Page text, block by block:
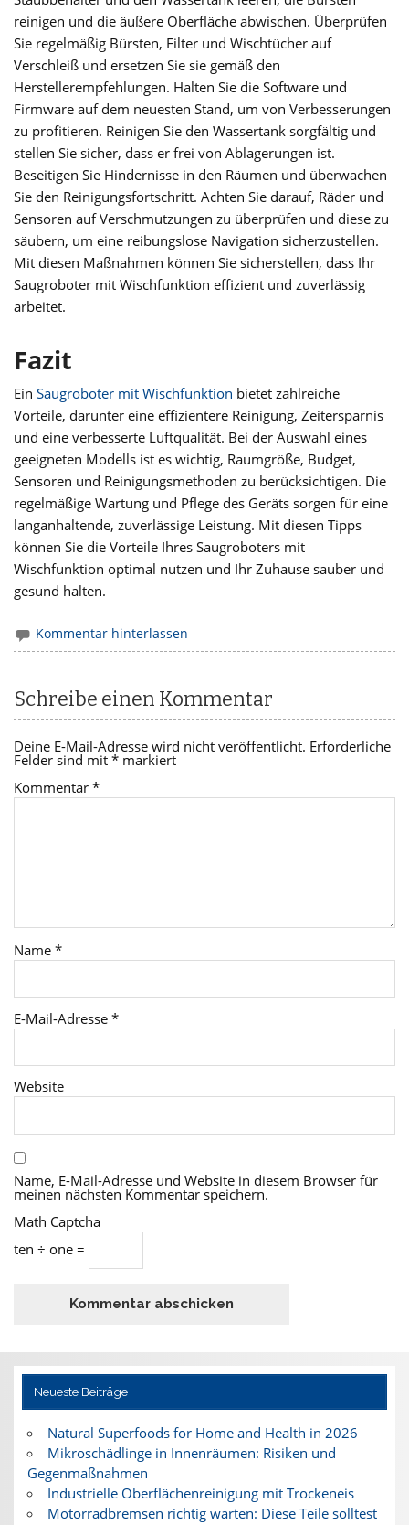
reinigen und die äußere Oberfläche abwischen. Überprüfen
Sie regelmäßig Bürsten, Filter und Wischtücher auf
Verschleiß und ersetzen Sie sie gemäß den
Herstellerempfehlungen. Halten Sie die Software und
Firmware auf dem neuesten Stand, um von Verbesserungen
zu profitieren. Reinigen Sie den Wassertank sorgfältig und
stellen Sie sicher, dass er frei von Ablagerungen ist.
Beseitigen Sie Hindernisse in den Räumen und überwachen
Sie den Reinigungsfortschritt. Achten Sie darauf, Räder und
Sensoren auf Verschmutzungen zu überprüfen und diese zu
säubern, um eine reibungslose Navigation sicherzustellen.
Mit diesen Maßnahmen können Sie sicherstellen, dass Ihr
Saugroboter mit Wischfunktion effizient und zuverlässig
arbeitet.
Fazit
EinSaugroboter mit Wischfunktion bietet zahlreiche
Vorteile, darunter eine effizientere Reinigung, Zeitersparnis
und eine verbesserte Luftqualität. Bei der Auswahl eines
geeigneten Modells ist es wichtig, Raumgröße, Budget,
Sensoren und Reinigungsmethoden zu berücksichtigen. Die
regelmäßige Wartung und Pflege des Geräts sorgen für eine
langanhaltende, zuverlässige Leistung. Mit diesen Tipps
können Sie die Vorteile Ihres Saugroboters mit
Wischfunktion optimal nutzen und Ihr Zuhause sauber und
gesund halten.
Kommentar hinterlassen
Schreibe einen Kommentar
Deine E-Mail-Adresse wird nicht veröffentlicht. Erforderliche
Felder sind mit* markiert
Kommentar*
Name*
E-Mail-Adresse*
Website
Name, E-Mail-Adresse und Website in diesem Browser für
meinen nächsten Kommentar speichern.
Math Captcha
ten ÷ one =
Neueste Beiträge
Natural Superfoods for Home and Health in 2026
Mikroschädlinge in Innenräumen: Risiken und
Gegenmaßnahmen
Industrielle Oberflächenreinigung mit Trockeneis
Motorradbremsen richtig warten: Diese Teile solltest